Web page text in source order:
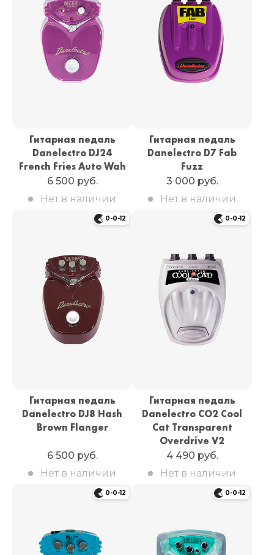
Гитарная педаль
Danelectro DJ24
French Fries Auto Wah
6 500 руб.
Нет в наличии
Гитарная педаль
Danelectro D7 Fab
Fuzz
3 000 руб.
Нет в наличии
0-0-12
Гитарная педаль
Danelectro DJ8 Hash
Brown Flanger
6 500 руб.
Нет в наличии
0-0-12
Гитарная педаль
Danelectro CO2 Cool
Cat Transparent
Overdrive V2
4 490 руб.
Нет в наличии
0-0-12 0-0-12